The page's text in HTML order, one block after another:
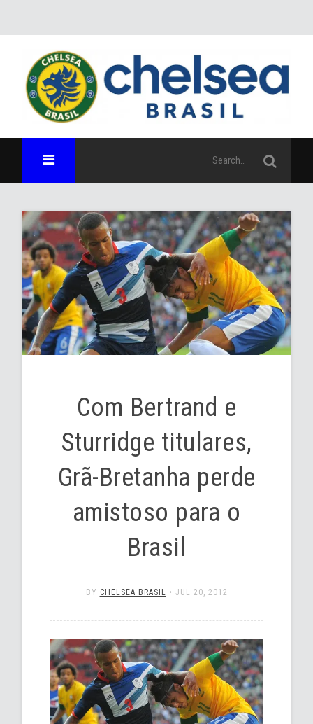
Com Bertrand e
Sturridge titulares,
Grã-Bretanha perde
amistoso para o
Brasil
BY CHELSEA BRASIL • JUL 20, 2012